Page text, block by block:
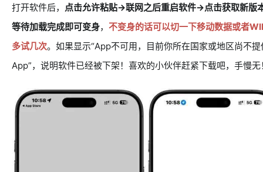
打开软件后， 点击允许粘贴→联网之后重启软件→点击获取新版
等待加载完成即可变身， 不变身的话可以切一下移动数据或者
多试几次。如果显示“App不可用，目前你所在国家或地区尚不提
App”，说明软件已经被下架！喜欢的小伙伴赶紧下载吧，手慢无